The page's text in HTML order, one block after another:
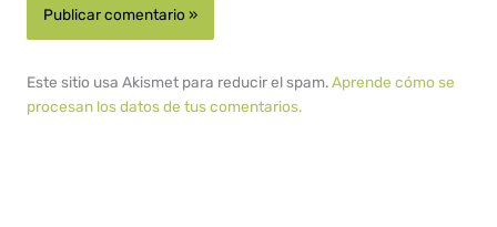
Este sitio usa Akismet para reducir el spam.Aprende cómo se
procesan los datos de tus comentarios.